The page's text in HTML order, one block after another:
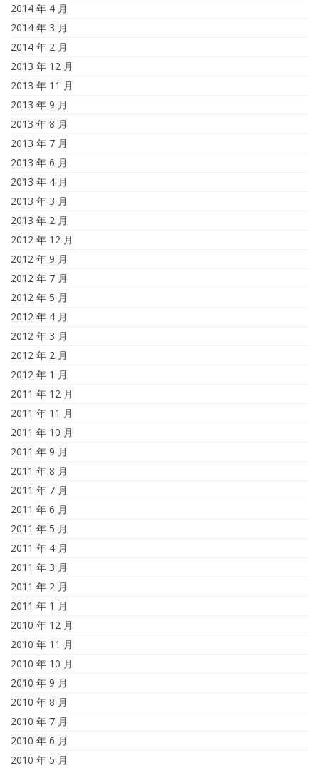
2014 年 4 月
2014 年 3 月
2014 年 2 月
2013 年 12 月
2013 年 11 月
2013 年 9 月
2013 年 8 月
2013 年 7 月
2013 年 6 月
2013 年 4 月
2013 年 3 月
2013 年 2 月
2012 年 12 月
2012 年 9 月
2012 年 7 月
2012 年 5 月
2012 年 4 月
2012 年 3 月
2012 年 2 月
2012 年 1 月
2011 年 12 月
2011 年 11 月
2011 年 10 月
2011 年 9 月
2011 年 8 月
2011 年 7 月
2011 年 6 月
2011 年 5 月
2011 年 4 月
2011 年 3 月
2011 年 2 月
2011 年 1 月
2010 年 12 月
2010 年 11 月
2010 年 10 月
2010 年 9 月
2010 年 8 月
2010 年 7 月
2010 年 6 月
2010 年 5 月